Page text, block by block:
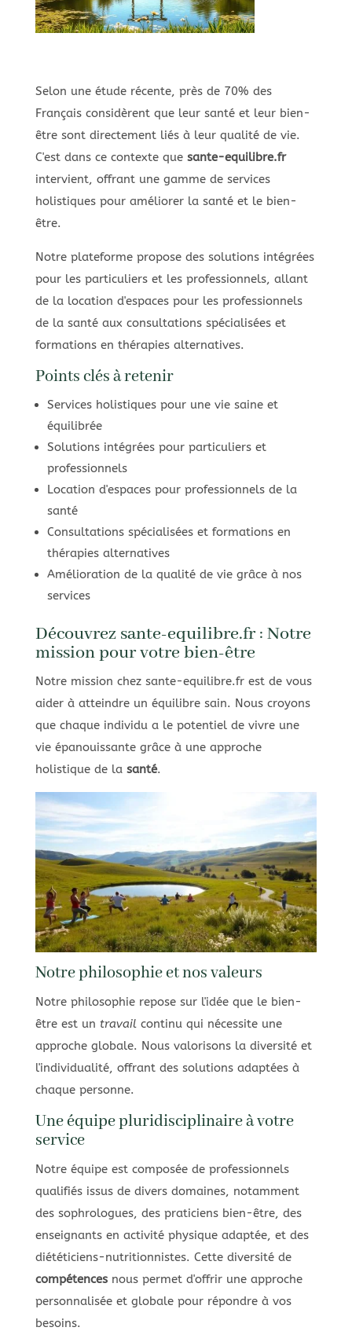
Selon une étude récente, près de 70% des
Français considèrent que leur santé et leur bien-
être sont directement liés à leur qualité de vie.
C'est dans ce contexte que sante-equilibre.fr
intervient, offrant une gamme de services
holistiques pour améliorer la santé et le bien-
être.
Notre plateforme propose des solutions intégrées
pour les particuliers et les professionnels, allant
de la location d'espaces pour les professionnels
de la santé aux consultations spécialisées et
formations en thérapies alternatives.
Points clés à retenir
Services holistiques pour une vie saine et
équilibrée
Solutions intégrées pour particuliers et
professionnels
Location d'espaces pour professionnels de la
santé
Consultations spécialisées et formations en
thérapies alternatives
Amélioration de la qualité de vie grâce à nos
services
Découvrez sante-equilibre.fr : Notre
mission pour votre bien-être
Notre mission chez sante-equilibre.fr est de vous
aider à atteindre un équilibre sain. Nous croyons
que chaque individu a le potentiel de vivre une
vie épanouissante grâce à une approche
holistique de la santé.
Notre philosophie et nos valeurs
Notre philosophie repose sur l'idée que le bien-
être est un travail continu qui nécessite une
approche globale. Nous valorisons la diversité et
l'individualité, offrant des solutions adaptées à
chaque personne.
Une équipe pluridisciplinaire à votre
service
Notre équipe est composée de professionnels
qualifiés issus de divers domaines, notamment
des sophrologues, des praticiens bien-être, des
enseignants en activité physique adaptée, et des
diététiciens-nutritionnistes. Cette diversité de
compétencesnous permet d'offrir une approche
personnalisée et globale pour répondre à vos
besoins.